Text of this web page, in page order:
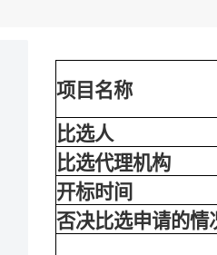
项 目名称
比选人
比选代理机构
开标时间
否决比选申请的情